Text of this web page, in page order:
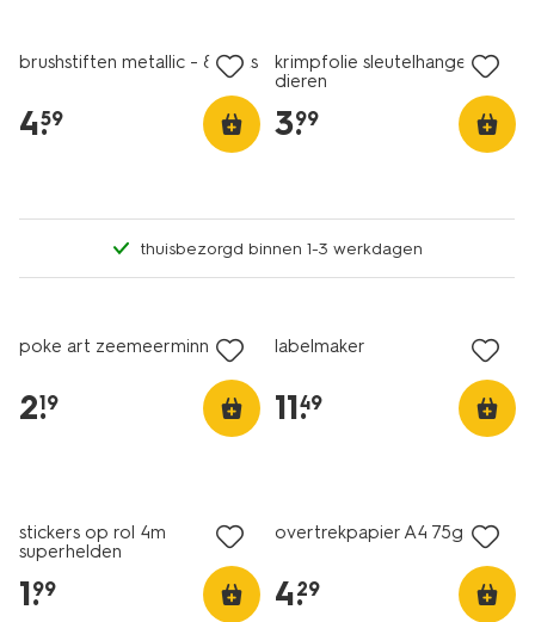
brushstiften metallic - 8 stuks
4.
59
krimpfolie sleutelhangerset
dieren
3.
99
thuisbezorgd binnen 1-3 werkdagen
poke art zeemeerminnen
2.
19
labelmaker
11.
49
stickers op rol 4m
superhelden
1.
99
overtrekpapier A4 75gr
4.
29